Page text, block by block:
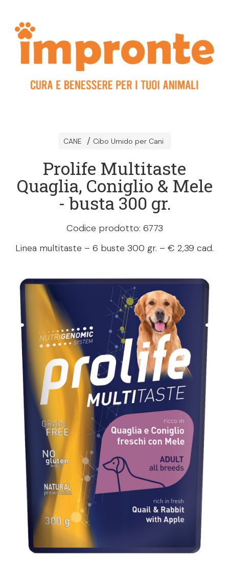
CANE Cibo Umido per Cani
Prolife Multitaste
Quaglia, Coniglio & Mele
- busta 300 gr.
Codice prodotto: 6773
Linea multitaste – 6 buste 300 gr. – € 2,39 cad.